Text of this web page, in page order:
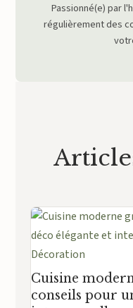
Passionné(e) par
régulièrement des
Décoration
Cuisine
conseils pour